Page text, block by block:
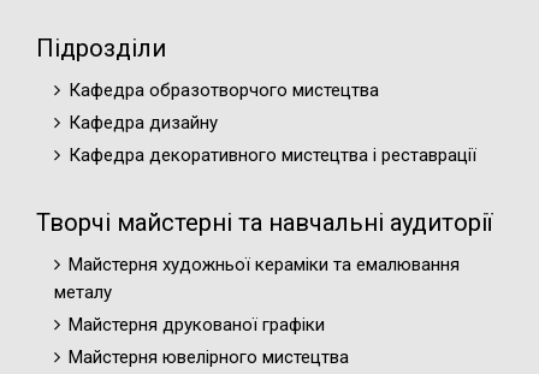
Підрозділи
Кафедра образотворчого мистецтва
Кафедра дизайну
Кафедра декоративного мистецтва і реставрації
Творчі майстерні та навчальні аудиторії
Майстерня художньої кераміки та емалювання
металу
Майстерня друкованої графіки
Майстерня ювелірного мистецтва